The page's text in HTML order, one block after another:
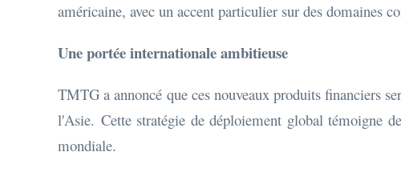
américaine, avec un accent particulier sur des domaines
Une portée internationale ambitieuse
TMTG a annoncé que ces nouveaux produits financiers
l'Asie. Cette stratégie de déploiement global témoigne
mondiale.